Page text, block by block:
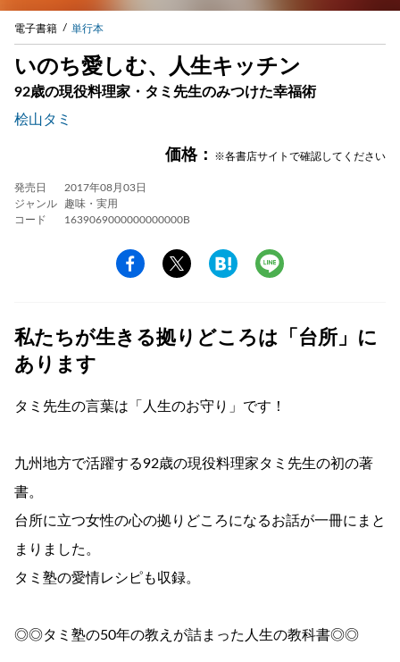
電子書籍 単行本
いのち愛しむ、人生キッチン
92歳の現役料理家・タミ先生のみつけた幸福術
桧山タミ
価格： ※各書店サイトで確認してください
発売日
2017年08月03日
ジャンル
趣味・実用
コード
1639069000000000000B
私たちが生きる拠りどころは「台所」に
あります
タミ先生の言葉は「人生のお守り」です！
九州地方で活躍する92歳の現役料理家タミ先生の初の著
書。
台所に立つ女性の心の拠りどころになるお話が一冊にまと
まりました。
タミ塾の愛情レシピも収録。
◎◎タミ塾の50年の教えが詰まった人生の教科書◎◎